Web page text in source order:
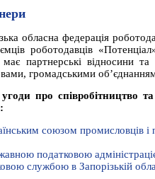
обласна федерація
роботодавців
має партнерські відносини
громадськими
про співробітництво
союзом промисловців і
податковою
службою в Запорізькій